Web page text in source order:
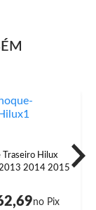
Traseiro Hilux
2014 2015